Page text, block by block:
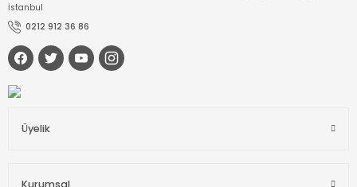
İstanbul
0212 912 36 86
Üyelik
Kurumsal